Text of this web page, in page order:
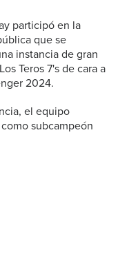
participó en la
que se
instancia de gran
Teros 7's de cara a
2024.
el equipo
subcampeón